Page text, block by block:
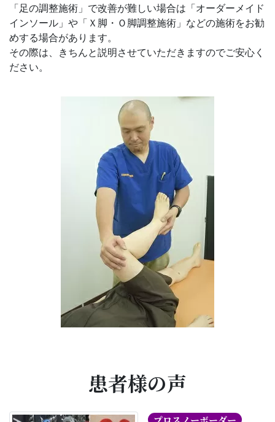
「足の調整施術」で改善が難しい場合は「オーダーメイド
インソール」や「Ｘ脚・Ｏ脚調整施術」などの施術をお勧
めする場合があります。
その際は、きちんと説明させていただきますのでご安心く
ださい。
患者様の声